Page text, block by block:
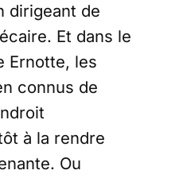
dirigeant de
Et dans le
Ernotte, les
connus de
à la rendre
Ou